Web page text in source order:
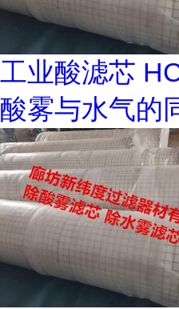
工业酸滤芯
酸雾与水气的